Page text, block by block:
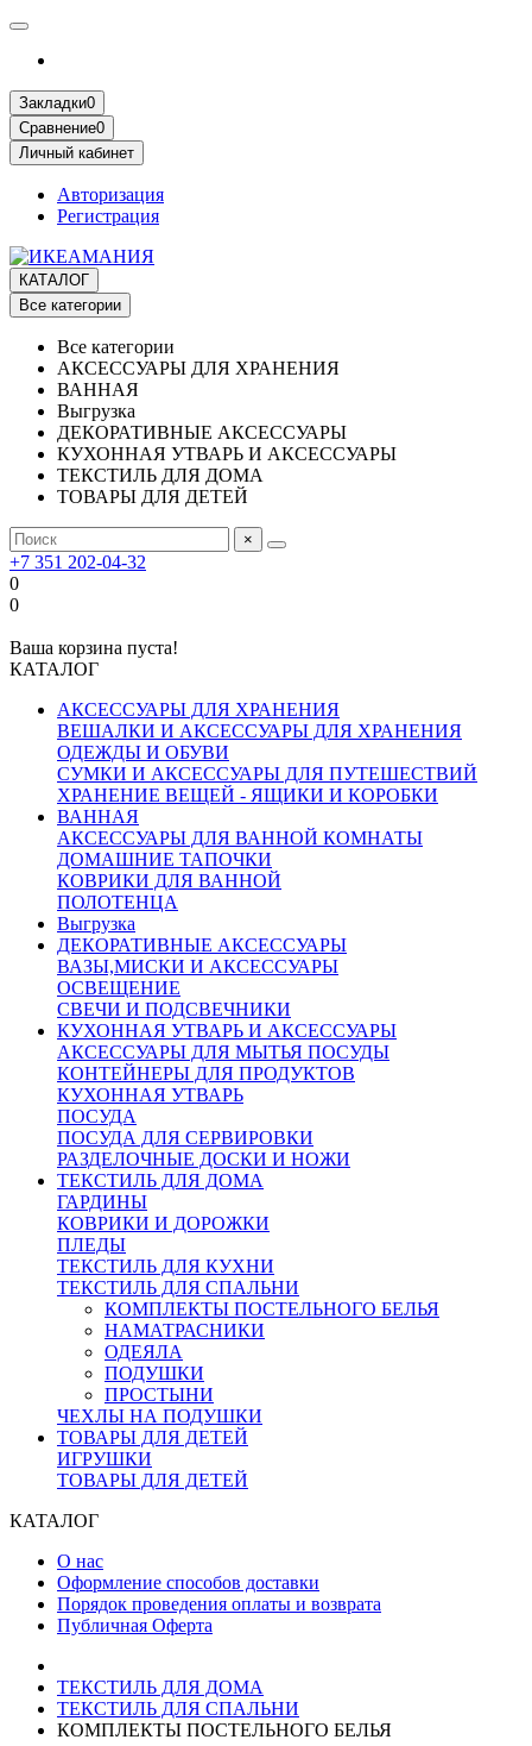
Закладки0
Сравнение0
Личный кабинет
Авторизация
Регистрация
КАТАЛОГ
Все категории
Все категории
АКСЕССУАРЫ ДЛЯ ХРАНЕНИЯ
ВАННАЯ
Выгрузка
ДЕКОРАТИВНЫЕ АКСЕССУАРЫ
КУХОННАЯ УТВАРЬ И АКСЕССУАРЫ
ТЕКСТИЛЬ ДЛЯ ДОМА
ТОВАРЫ ДЛЯ ДЕТЕЙ
×
+7 351 202-04-32
0
0
Ваша корзина пуста!
КАТАЛОГ
АКСЕССУАРЫ ДЛЯ ХРАНЕНИЯ
ВЕШАЛКИ И АКСЕССУАРЫ ДЛЯ ХРАНЕНИЯ
ОДЕЖДЫ И ОБУВИ
СУМКИ И АКСЕССУАРЫ ДЛЯ ПУТЕШЕСТВИЙ
ХРАНЕНИЕ ВЕЩЕЙ - ЯЩИКИ И КОРОБКИ
ВАННАЯ
АКСЕССУАРЫ ДЛЯ ВАННОЙ КОМНАТЫ
ДОМАШНИЕ ТАПОЧКИ
КОВРИКИ ДЛЯ ВАННОЙ
ПОЛОТЕНЦА
Выгрузка
ДЕКОРАТИВНЫЕ АКСЕССУАРЫ
ВАЗЫ,МИСКИ И АКСЕССУАРЫ
ОСВЕЩЕНИЕ
СВЕЧИ И ПОДСВЕЧНИКИ
КУХОННАЯ УТВАРЬ И АКСЕССУАРЫ
АКСЕССУАРЫ ДЛЯ МЫТЬЯ ПОСУДЫ
КОНТЕЙНЕРЫ ДЛЯ ПРОДУКТОВ
КУХОННАЯ УТВАРЬ
ПОСУДА
ПОСУДА ДЛЯ СЕРВИРОВКИ
РАЗДЕЛОЧНЫЕ ДОСКИ И НОЖИ
ТЕКСТИЛЬ ДЛЯ ДОМА
ГАРДИНЫ
КОВРИКИ И ДОРОЖКИ
ПЛЕДЫ
ТЕКСТИЛЬ ДЛЯ КУХНИ
ТЕКСТИЛЬ ДЛЯ СПАЛЬНИ
КОМПЛЕКТЫ ПОСТЕЛЬНОГО БЕЛЬЯ
НАМАТРАСНИКИ
ОДЕЯЛА
ПОДУШКИ
ПРОСТЫНИ
ЧЕХЛЫ НА ПОДУШКИ
ТОВАРЫ ДЛЯ ДЕТЕЙ
ИГРУШКИ
ТОВАРЫ ДЛЯ ДЕТЕЙ
КАТАЛОГ
О нас
Оформление способов доставки
Порядок проведения оплаты и возврата
Публичная Оферта
ТЕКСТИЛЬ ДЛЯ ДОМА
ТЕКСТИЛЬ ДЛЯ СПАЛЬНИ
КОМПЛЕКТЫ ПОСТЕЛЬНОГО БЕЛЬЯ